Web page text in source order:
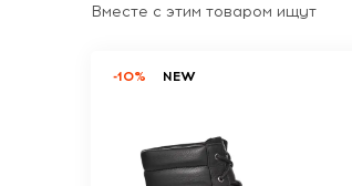
Вместе с этим товаром ищут
-10% NEW